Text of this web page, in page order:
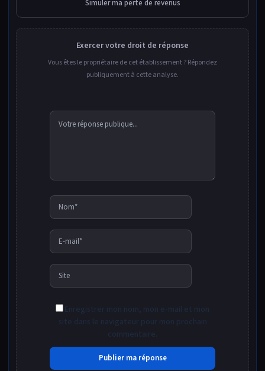
Simuler ma perte de revenus
Exercer votre droit de réponse
Vous êtes le propriétaire de cet établissement ? Répondez
publiquement à cette analyse.
Nom*
E-
mail*
Site
Enregistrer mon nom, mon e-mail et mon
site dans le navigateur pour mon prochain
commentaire.